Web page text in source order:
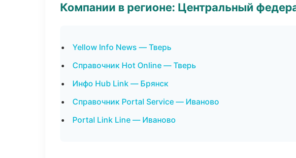
Компании в регионе: Центральный
Yellow Info News — Тверь
Справочник Hot Online — Тверь
Инфо Hub Link — Брянск
Справочник Portal Service — Иваново
Portal Link Line — Иваново